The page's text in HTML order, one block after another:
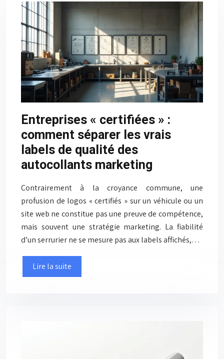
Entreprises « certifiées » :
comment séparer les vrais
labels de qualité des
autocollants marketing
Contrairement à la croyance commune, une
profusion de logos « certifiés » sur un véhicule ou un
site web ne constitue pas une preuve de compétence,
mais souvent une stratégie marketing. La fiabilité
d’un serrurier ne se mesure pas aux labels affichés,…
Lire la suite